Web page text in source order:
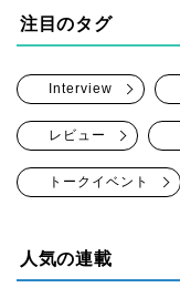
注目のタグ
Interview
レビュー
トークイベント
人気の連載